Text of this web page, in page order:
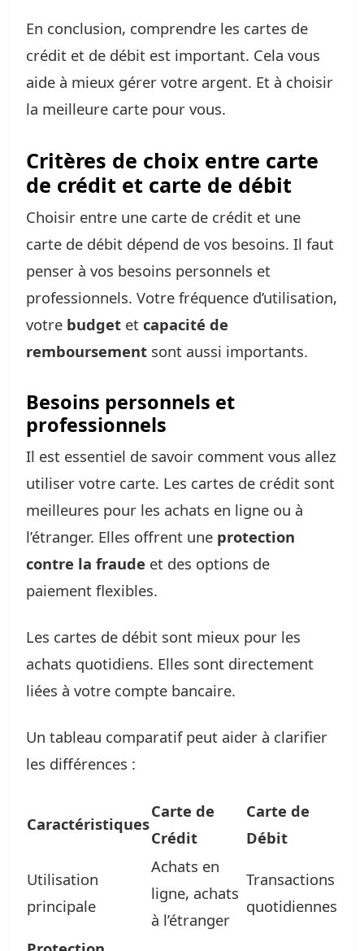
En conclusion, comprendre les cartes de
crédit et de débit est important. Cela vous
aide à mieux gérer votre argent. Et à choisir
la meilleure carte pour vous.
Critères de choix entre carte
de crédit et carte de débit
Choisir entre une carte de crédit et une
carte de débit dépend de vos besoins. Il faut
penser à vos besoins personnels et
professionnels. Votre fréquence d’utilisation,
votre budget et capacité de
remboursement sont aussi importants.
Besoins personnels et
professionnels
Il est essentiel de savoir comment vous allez
utiliser votre carte. Les cartes de crédit sont
meilleures pour les achats en ligne ou à
l’étranger. Elles offrent une protection
contre la fraude et des options de
paiement flexibles.
Les cartes de débit sont mieux pour les
achats quotidiens. Elles sont directement
liées à votre compte bancaire.
Un tableau comparatif peut aider à clarifier
les différences :
Caractéristiques
Carte de
Crédit
Carte de
Débit
Utilisation
principale
Achats en
ligne, achats
à l’étranger
Transactions
quotidiennes